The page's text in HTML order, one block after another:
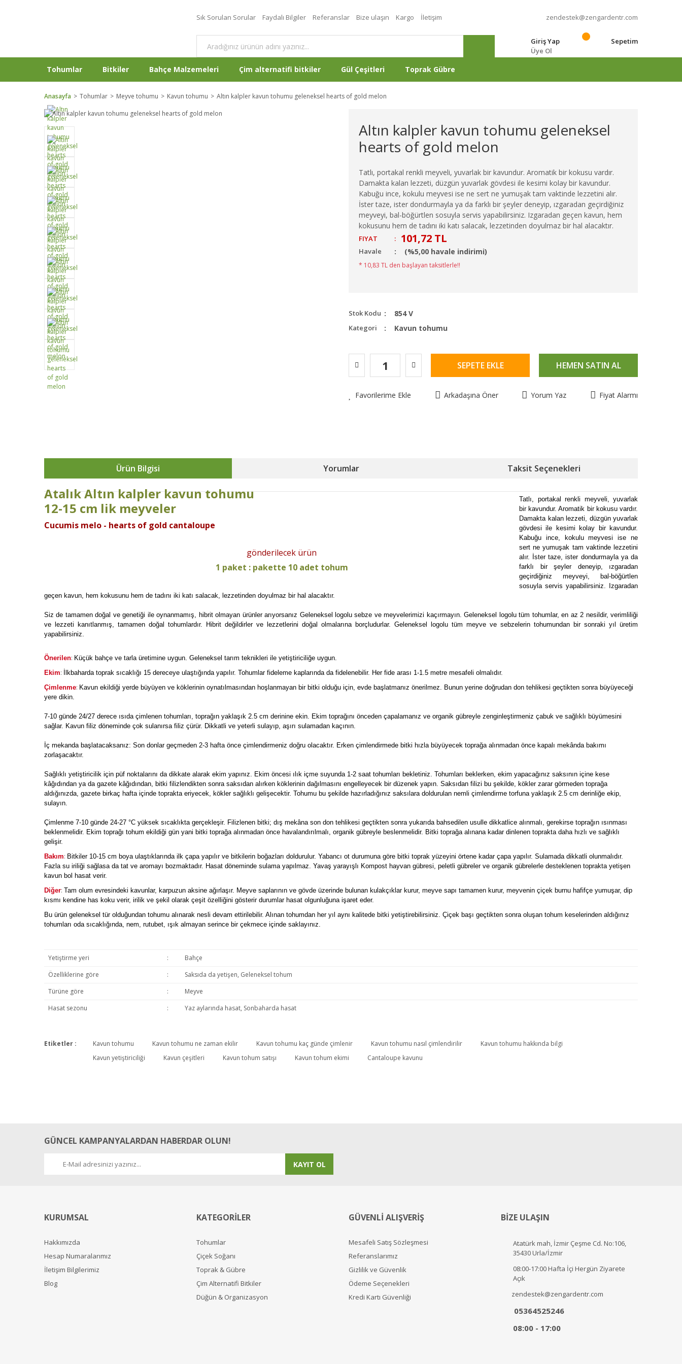
Sık Sorulan Sorular Faydalı Bilgiler Referanslar Bize ulaşın Kargo İletişim zendestek@zengardentr.com
Giriş Yap
Üye Ol
Sepetim
Tohumlar Bitkiler Bahçe Malzemeleri Çim alternatifi bitkiler Gül Çeşitleri Toprak Gübre
Anasayfa Tohumlar Meyve tohumu Kavun tohumu Altın kalpler kavun tohumu geleneksel hearts of gold melon
Altın kalpler kavun tohumu geleneksel
hearts of gold melon
Tatlı, portakal renkli meyveli, yuvarlak bir kavundur. Aromatik bir kokusu vardır.
Damakta kalan lezzeti, düzgün yuvarlak gövdesi ile kesimi kolay bir kavundur.
Kabuğu ince, kokulu meyvesi ise ne sert ne yumuşak tam vaktinde lezzetini alır.
İster taze, ister dondurmayla ya da farklı bir şeyler deneyip, ızgaradan geçirdiğiniz
meyveyi, bal-böğürtlen sosuyla servis yapabilirsiniz. Izgaradan geçen kavun, hem
kokusunu hem de tadını iki katı salacak, lezzetinden doyulmaz bir hal alacaktır.
FIYAT : 101,72 TL
Havale (%5,00 havale indirimi)
* 10,83 TL den başlayan taksitlerle!!
Stok Kodu 854 V
Kategori Kavun tohumu
SEPETE EKLE HEMEN SATIN AL
Favorilerime Ekle Arkadaşına Öner Yorum Yaz Fiyat Alarmı
Ürün Bilgisi Yorumlar Taksit Seçenekleri
Atalık Altın kalpler kavun tohumu
12-15 cm lik meyveler
Cucumis melo - hearts of gold cantaloupe
gönderilecek ürün
1 paket : pakette 10 adet tohum
Tatlı, portakal renkli meyveli, yuvarlak
bir kavundur. Aromatik bir kokusu vardır.
Damakta kalan lezzeti, düzgün yuvarlak
gövdesi ile kesimi kolay bir kavundur.
Kabuğu ince, kokulu meyvesi ise ne
sert ne yumuşak tam vaktinde lezzetini
alır. İster taze, ister dondurmayla ya da
farklı bir şeyler deneyip, ızgaradan
geçirdiğiniz meyveyi, bal-böğürtlen
sosuyla servis yapabilirsiniz. Izgaradan
geçen kavun, hem kokusunu hem de tadını iki katı salacak, lezzetinden doyulmaz bir hal alacaktır.
Siz de tamamen doğal ve genetiği ile oynanmamış, hibrit olmayan ürünler arıyorsanız Geleneksel logolu sebze ve meyvelerimizi kaçırmayın. Geleneksel logolu tüm tohumlar, en az 2 nesildir, verimliliği
ve lezzeti kanıtlanmış, tamamen doğal tohumlardır. Hibrit değildirler ve lezzetlerini doğal olmalarına borçludurlar. Geleneksel logolu tüm meyve ve sebzelerin tohumundan bir sonraki yıl üretim
yapabilirsiniz.
Önerilen: Küçük bahçe ve tarla üretimine uygun. Geleneksel tarım teknikleri ile yetiştiriciliğe uygun.
Ekim:
İlkbaharda toprak sıcaklığı 15 dereceye ulaştığında yapılır. Tohumlar fideleme kaplarında da fidelenebilir. Her fide arası 1-1.5 metre mesafeli olmalıdır.
Çimlenme: Kavun ekildiği yerde büyüyen ve köklerinin oynatılmasından hoşlanmayan bir bitki olduğu için, evde başlatmanız önerilmez. Bunun yerine doğrudan don tehlikesi geçtikten sonra büyüyeceği
yere dikin.
7-10 günde 24/27 derece ısıda çimlenen tohumları, toprağın yaklaşık 2.5 cm derinine ekin. Ekim toprağını önceden çapalamanız ve organik gübreyle zenginleştirmeniz çabuk ve sağlıklı büyümesini
sağlar. Kavun filiz döneminde çok sulanırsa filiz çürür. Dikkatli ve yeterli sulayıp, aşırı sulamadan kaçının.
İç mekanda başlatacaksanız: Son donlar geçmeden 2-3 hafta önce çimlendirmeniz doğru olacaktır. Erken çimlendirmede bitki hızla büyüyecek toprağa alınmadan önce kapalı mekânda bakımı
zorlaşacaktır.
Sağlıklı yetiştiricilik için püf noktalarını da dikkate alarak ekim yapınız. Ekim öncesi ılık içme suyunda 1-2 saat tohumları bekletiniz. Tohumları beklerken, ekim yapacağınız saksının içine kese
kâğıdından ya da gazete kâğıdından, bitki filizlendikten sonra saksıdan alırken köklerinin dağılmasını engelleyecek bir düzenek yapın. Saksıdan filizi bu şekilde, kökler zarar görmeden toprağa
aldığınızda, gazete birkaç hafta içinde toprakta eriyecek, kökler sağlıklı gelişecektir. Tohumu bu şekilde hazırladığınız saksılara doldurulan nemli çimlendirme torfuna yaklaşık 2.5 cm derinliğe ekip,
sulayın.
Çimlenme 7-10 günde 24-27 °C yüksek sıcaklıkta gerçekleşir. Filizlenen bitki; dış mekâna son don tehlikesi geçtikten sonra yukarıda bahsedilen usulle dikkatlice alınmalı, gerekirse toprağın ısınması
beklenmelidir. Ekim toprağı tohum ekildiği gün yani bitki toprağa alınmadan önce havalandırılmalı, organik gübreyle beslenmelidir. Bitki toprağa alınana kadar dinlenen toprakta daha hızlı ve sağlıklı
gelişir.
Bakım: Bitkiler 10-15 cm boya ulaştıklarında ilk çapa yapılır ve bitkilerin boğazları doldurulur. Yabancı ot durumuna göre bitki toprak yüzeyini örtene kadar çapa yapılır. Sulamada dikkatli olunmalıdır.
Fazla su iriliği sağlasa da tat ve aromayı bozmaktadır. Hasat döneminde sulama yapılmaz. Yavaş yarayışlı Kompost hayvan gübresi, peletli gübreler ve organik gübrelerle desteklenen toprakta yetişen
kavun bol hasat verir.
Diğer: Tam olum evresindeki kavunlar, karpuzun aksine ağırlaşır. Meyve saplarının ve gövde üzerinde bulunan kulakçıklar kurur, meyve sapı tamamen kurur, meyvenin çiçek burnu hafifçe yumuşar, dip
kısmı kendine has koku verir, irilik ve şekil olarak çeşit özelliğini gösterir durumlar hasat olgunluğuna işaret eder.
Bu ürün geleneksel tür olduğundan tohumu alınarak nesli devam ettirilebilir. Alınan tohumdan her yıl aynı kalitede bitki yetiştirebilirsiniz. Çiçek başı geçtikten sonra oluşan tohum keselerinden aldığınız
tohumları oda sıcaklığında, nem, rutubet, ışık almayan serince bir çekmece içinde saklayınız.
Yetiştirme yeri :
Bahçe
Özelliklerine göre
:
Saksıda da yetişen, Geleneksel tohum
Türüne göre
:
Meyve
Hasat sezonu
: Yaz aylarında hasat, Sonbaharda hasat
Bu ürüne ilk yorumu siz yapın!
Etiketler : Kavun tohumu Kavun tohumu ne zaman ekilir Kavun tohumu kaç günde çimlenir Kavun tohumu nasıl çimlendirilir
Kavun tohumu hakkında bilgi
Kavun yetiştiriciliği
Kavun çeşitleri Kavun tohum satışı Kavun tohum ekimi Cantaloupe kavunu
GÜNCEL KAMPANYALARDAN HABERDAR OLUN!
KAYIT OL
KURUMSAL
Hakkımızda
Hesap Numaralarımız
İletişim Bilgilerimiz
Blog
KATEGORİLER
Tohumlar
Çiçek Soğanı
Toprak & Gübre
Çim Alternatifi Bitkiler
Düğün & Organizasyon
GÜVENLİ ALIŞVERİŞ
Mesafeli Satış Sözleşmesi
Referanslarımız
Gizlilik ve Güvenlik
Ödeme Seçenekleri
Kredi Kartı Güvenliği
BİZE ULAŞIN
Atatürk mah, İzmir Çeşme Cd. No:106,
35430 Urla/İzmir
08:00-17:00 Hafta İçi Hergün Ziyarete
Açık
zendestek@zengardentr.com
05364525246
08:00 - 17:00